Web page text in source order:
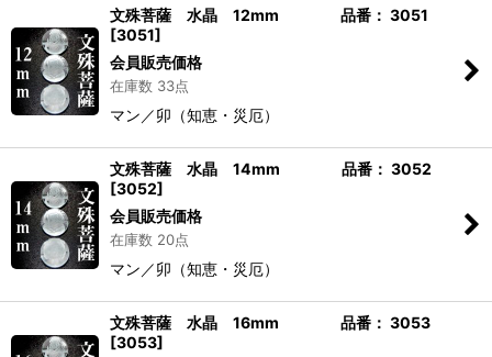
文殊菩薩 水晶 12mm 品番： 3051
[3051]
会員販売価格
在庫数 33点
マン／卯（知恵・災厄）
文殊菩薩 水晶 14mm 品番： 3052
[3052]
会員販売価格
在庫数 20点
マン／卯（知恵・災厄）
文殊菩薩 水晶 16mm 品番： 3053
[3053]